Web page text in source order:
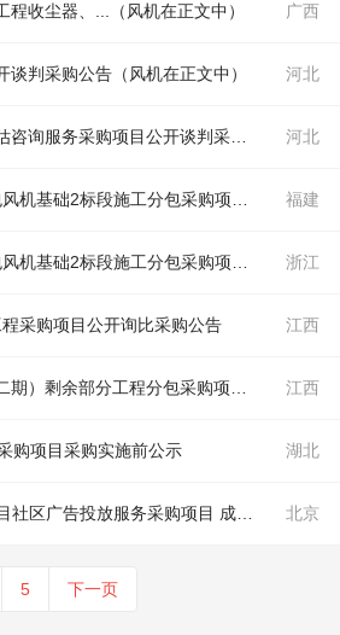
程收尘器、...（风机在正文中） 广西
谈判采购公告（风机在正文中） 河北
中国电建华东院诸暨市浦阳江治理三期工程全过程工程咨询服务专项评估咨询服务采购项目公开谈判采购公告（ 风机
河北
风机基础2标段施工分包采购项目采购项目 成交结果公示 福建
风机基础2标段施工分包采购项目采购项目 成交结果公示 浙江
采购项目公开询比采购公告 江西
中国电建贵阳院美兰区三江镇超大跨度预应力柔性支架渔光互补项目（二期）剩余部分工程分包采购项目 成交结果公示（ 江西
购项目采购实施前公示 湖北
中国电建电建地产公司北京四道桥项目北京长安华曦府·金安(四道桥)项目社区广告投放服务采购项目 成交结果公示（ 北京
5 下一页